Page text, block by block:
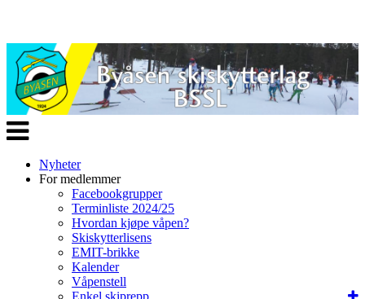
Veksle
navigasjon
Nyheter
For medlemmer
Facebookgrupper
Terminliste 2024/25
Hvordan kjøpe våpen?
Skiskytterlisens
EMIT-brikke
Kalender
Våpenstell
Enkel skiprepp